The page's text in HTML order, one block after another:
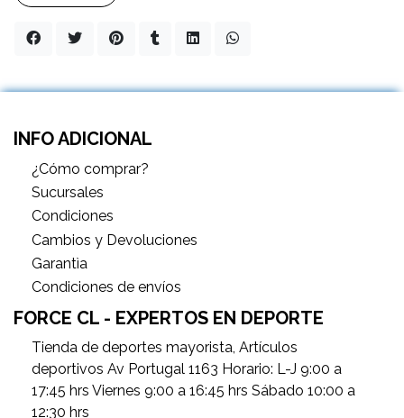
INFO ADICIONAL
¿Cómo comprar?
Sucursales
Condiciones
Cambios y Devoluciones
Garantìa
Condiciones de envíos
FORCE CL - EXPERTOS EN DEPORTE
Tienda de deportes mayorista, Artículos
deportivos Av Portugal 1163 Horario: L-J 9:00 a
17:45 hrs Viernes 9:00 a 16:45 hrs Sábado 10:00 a
12:30 hrs